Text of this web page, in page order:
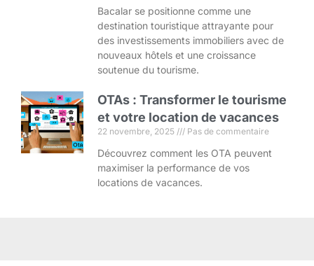
Bacalar se positionne comme une
destination touristique attrayante pour
des investissements immobiliers avec de
nouveaux hôtels et une croissance
soutenue du tourisme.
OTAs : Transformer le tourisme
et votre location de vacances
22 novembre, 2025 Pas de commentaire
Découvrez comment les OTA peuvent
maximiser la performance de vos
locations de vacances.